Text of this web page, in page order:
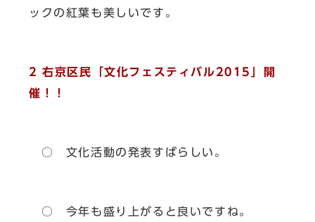
ックの紅葉も美しいです。
2 右京区民「文化フェスティバル2015」開
催！！
○ 文化活動の発表すばらしい。
○ 今年も盛り上がると良いですね。